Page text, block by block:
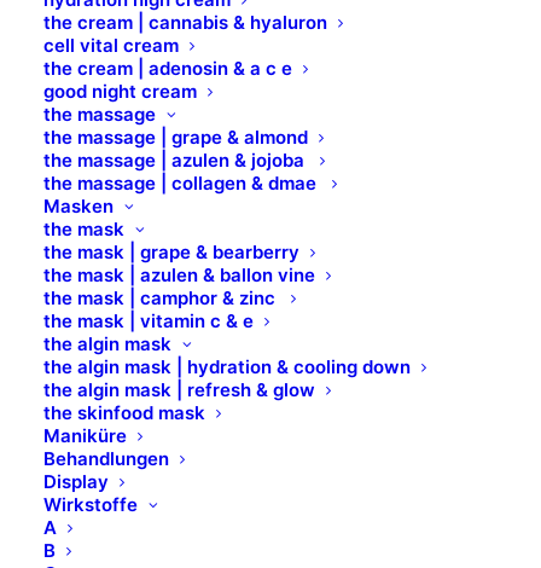
the cream | cannabis & hyaluron
cell vital cream
the cream | adenosin & a c e
good night cream
the massage
the massage | grape & almond
the massage | azulen & jojoba
the massage | collagen & dmae
Masken
the mask
the mask | grape & bearberry
the mask | azulen & ballon vine
the mask | camphor & zinc
the mask | vitamin c & e
the algin mask
the algin mask | hydration & cooling down
the algin mask | refresh & glow
the skinfood mask
Maniküre
Behandlungen
Display
Wirkstoffe
A
B
und fusselfrei, so dass sie auch für
Kontaktlinsenträger bestens geeignet sind.
Hergestellt aus 100% Baumwolle mit
umweltschonender Technologie.